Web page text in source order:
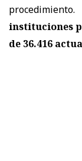
instituciones
de 36.416